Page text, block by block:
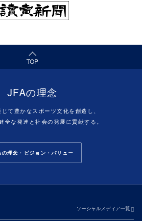
TOP
JFAの理念
て豊かなスポーツ文化を創造し、
全な発達と社会の発展に貢献する。
理念・ビジョン・バリュー
ソーシャルメディア一覧